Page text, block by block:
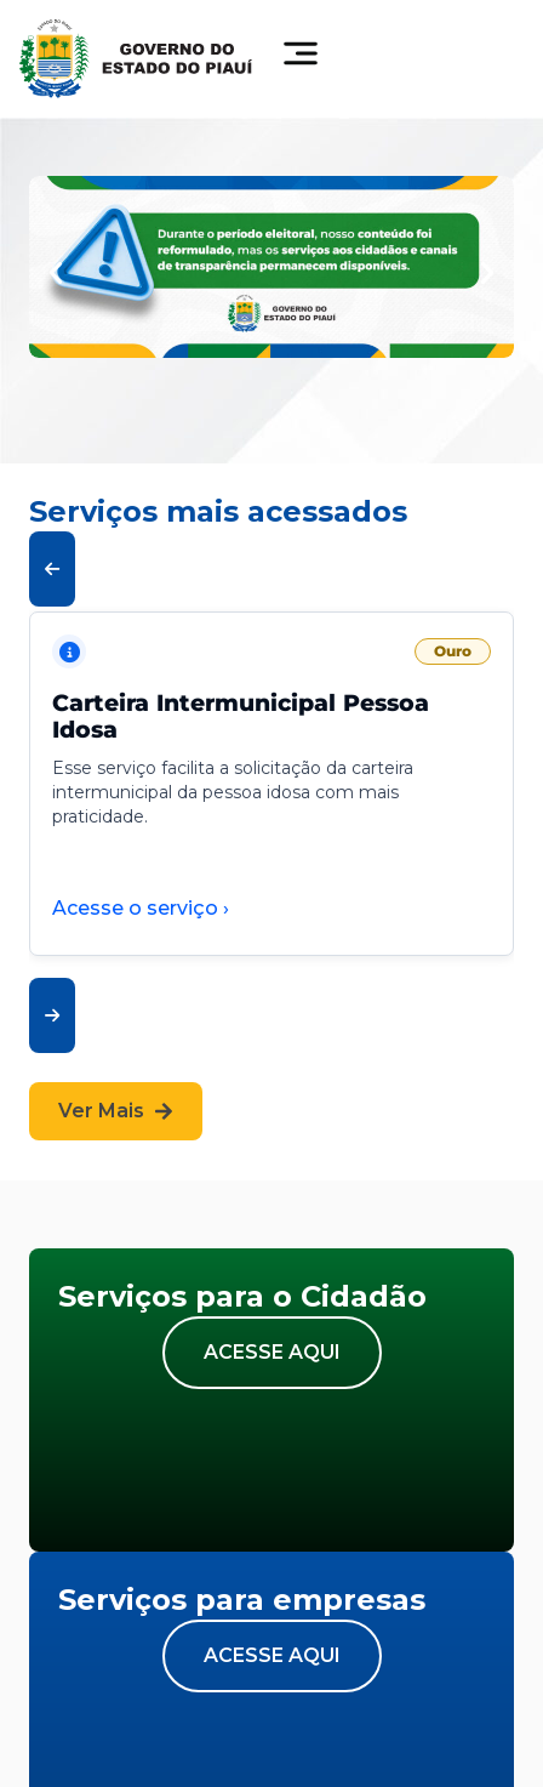
Serviços mais acessados
Ouro
Carteira Intermunicipal Pessoa
Idosa
Esse serviço facilita a solicitação da carteira
intermunicipal da pessoa idosa com mais
praticidade.
Acesse o serviço ›
Ver Mais
Serviços para o Cidadão
ACESSE AQUI
Serviços para empresas
ACESSE AQUI